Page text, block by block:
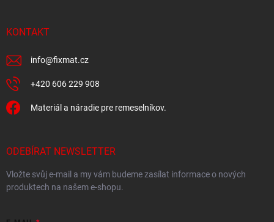
KONTAKT
info@fixmat.cz
+420 606 229 908
Materiál a náradie pre remeselníkov.
ODEBÍRAT NEWSLETTER
Vložte svůj e-mail a my vám budeme zasílat informace o nových
produktech na našem e-shopu.